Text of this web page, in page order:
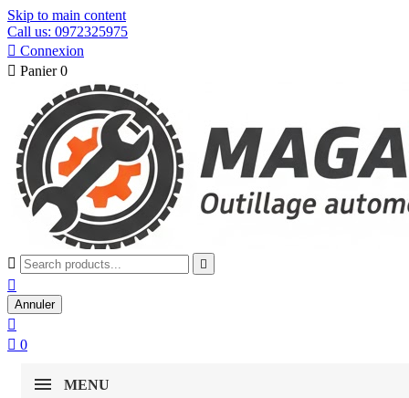
Skip to main content
Call us: 0972325975
 Connexion
 Panier 0
 

Annuler

 0
MENU